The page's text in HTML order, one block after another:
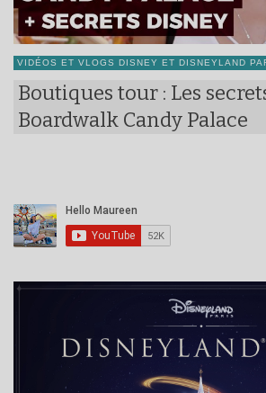
VIDÉOS ET VLOGS DISNEY ET DISNEYLAND
Boutiques tour : Les
Boardwalk Candy Palace